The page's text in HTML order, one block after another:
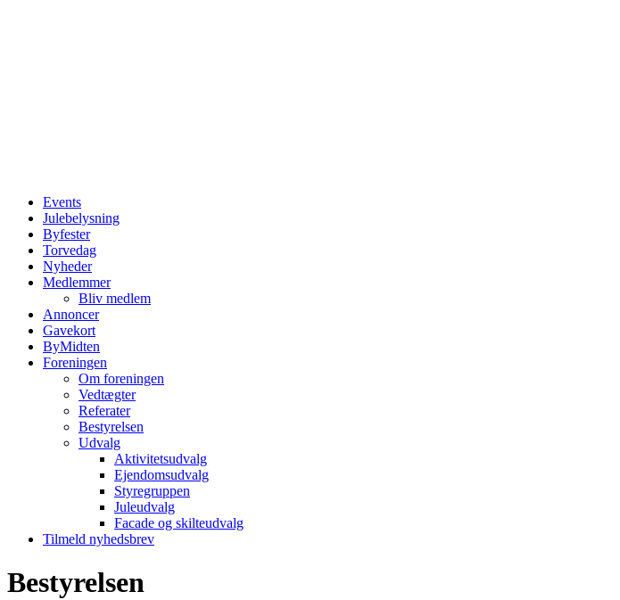
Events
Julebelysning
Byfester
Torvedag
Nyheder
Medlemmer
Bliv medlem
Annoncer
Gavekort
ByMidten
Foreningen
Om foreningen
Vedtægter
Referater
Bestyrelsen
Udvalg
Aktivitetsudvalg
Ejendomsudvalg
Styregruppen
Juleudvalg
Facade og skilteudvalg
Tilmeld nyhedsbrev
Bestyrelsen